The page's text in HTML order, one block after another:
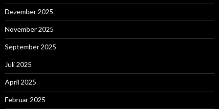
Dezember 2025
November 2025
September 2025
Juli 2025
April 2025
Februar 2025